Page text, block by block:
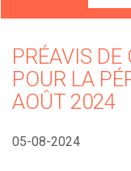
PRÉAVIS DE
POUR LA
AOÛT 2024
05-08-2024